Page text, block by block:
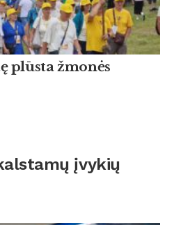
plūsta žmonės
įvykių